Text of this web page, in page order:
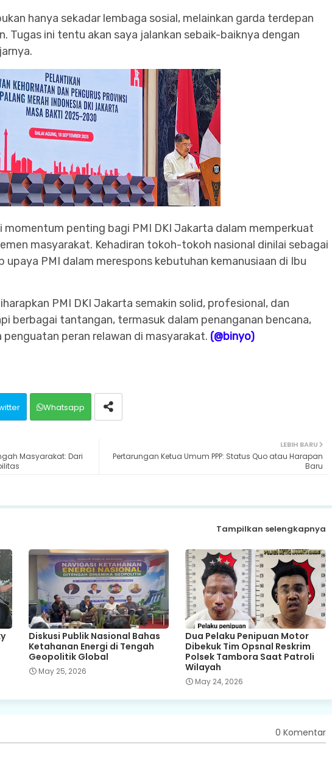
hanya sekadar lembaga sosial, melainkan garda terdepan
Tugas ini tentu akan saya jalankan sebaik-baiknya dengan
momentum penting bagi PMI DKI Jakarta dalam memperkuat
masyarakat. Kehadiran tokoh-tokoh nasional dinilai sebagai
upaya PMI dalam merespons kebutuhan kemanusiaan di Ibu
PMI DKI Jakarta semakin solid, profesional, dan
berbagai tantangan, termasuk dalam penanganan bencana,
penguatan peran relawan di masyarakat. (@binyo)
Whatsapp
LEBIH BARU
Pertarungan Ketua Umum PPP: Status Quo atau Harapan
Baru
Masyarakat: Dari
Tampilkan selengkapnya
Diskusi Publik Nasional Bahas
Ketahanan Energi di Tengah
Geopolitik Global
May 25, 2026
Dua Pelaku Penipuan Motor
Dibekuk Tim Opsnal Reskrim
Polsek Tambora Saat Patroli
Wilayah
May 24, 2026
0 Komentar